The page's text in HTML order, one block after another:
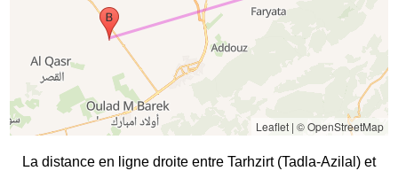
Leaflet| © OpenStreetMap
La distance en ligne droite entre Tarhzirt (Tadla-Azilal) et